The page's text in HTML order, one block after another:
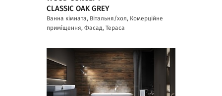
CLASSIC OAK GREY
Ванна кімната, Вітальня/хол, Комерційне
приміщення, Фасад, Тераса